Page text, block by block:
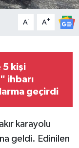
A- A+
5 kişi
ihbarı
geçirdi
karayolu
geldi. Edinilen